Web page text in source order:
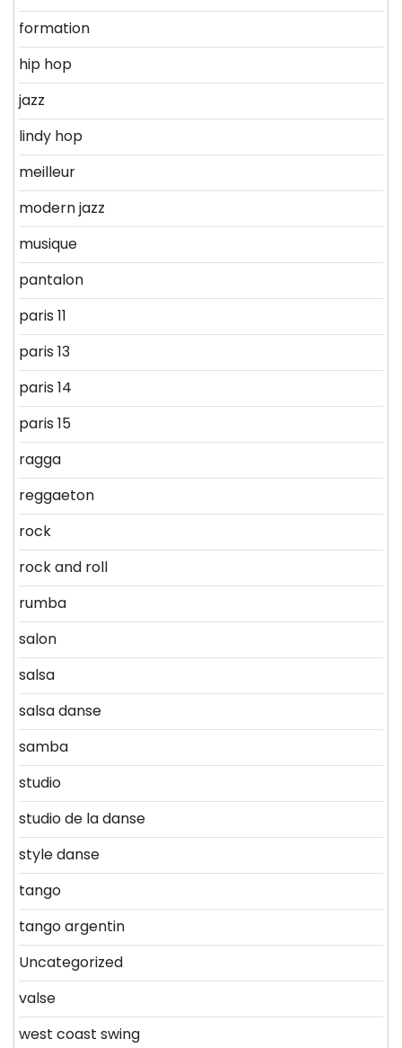
formation
hip hop
jazz
lindy hop
meilleur
modern jazz
musique
pantalon
paris 11
paris 13
paris 14
paris 15
ragga
reggaeton
rock
rock and roll
rumba
salon
salsa
salsa danse
samba
studio
studio de la danse
style danse
tango
tango argentin
Uncategorized
valse
west coast swing